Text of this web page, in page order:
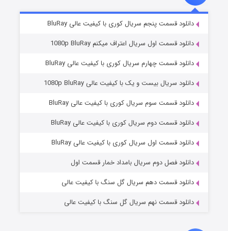
قسمت۸ (زیرنویس) منتشر شد
عملیات آپارتمان
قسمت۲ (زیرنویس) منتشر شد
دانلود قسمت پنجم سریال کوری با کیفیت عالی BluRay
دانلود قسمت اول سریال اعتراف میکنم 1080p BluRay
دانلود قسمت چهارم سریال کوری با کیفیت عالی BluRay
دانلود سریال بیست و یک با کیفیت عالی 1080p BluRay
دانلود قسمت سوم سریال کوری با کیفیت عالی BluRay
دانلود قسمت دوم سریال کوری با کیفیت عالی BluRay
دانلود قسمت اول سریال کوری با کیفیت عالی BluRay
دانلود فصل دوم سریال بامداد خمار قسمت اول
دانلود قسمت دهم سریال گل سنگ با کیفیت عالی
دانلود قسمت نهم سریال گل سنگ با کیفیت عالی